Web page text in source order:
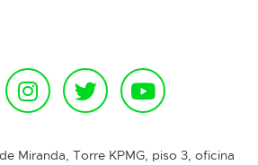
Miranda, Torre KPMG, piso 3, oficina